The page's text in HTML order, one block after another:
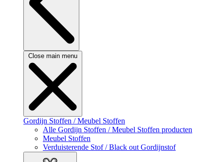
Close main menu
Gordijn Stoffen / Meubel Stoffen
Alle Gordijn Stoffen / Meubel Stoffen producten
Meubel Stoffen
Verduisterende Stof / Black out Gordijnstof